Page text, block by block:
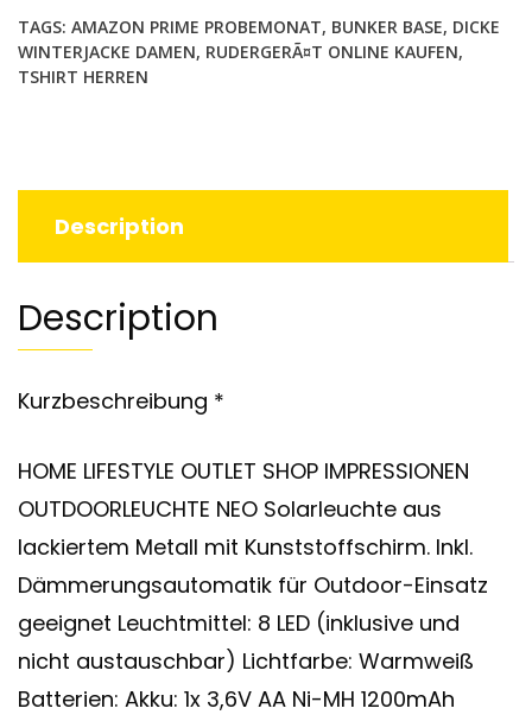
TAGS: AMAZON PRIME PROBEMONAT, BUNKER BASE, DICKE
WINTERJACKE DAMEN, RUDERGERÃ¤T ONLINE KAUFEN,
TSHIRT HERREN
Description
Description
Kurzbeschreibung *
HOME LIFESTYLE OUTLET SHOP IMPRESSIONEN
OUTDOORLEUCHTE NEO Solarleuchte aus
lackiertem Metall mit Kunststoffschirm. Inkl.
Dämmerungsautomatik für Outdoor-Einsatz
geeignet Leuchtmittel: 8 LED (inklusive und
nicht austauschbar) Lichtfarbe: Warmweiß
Batterien: Akku: 1x 3,6V AA Ni-MH 1200mAh